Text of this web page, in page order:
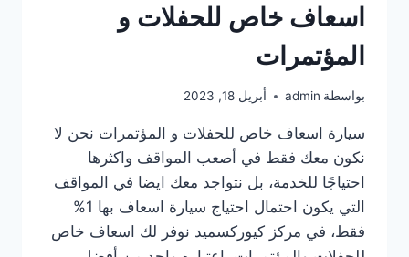
اسعاف خاص للحفلات و
المؤتمرات
بواسطة admin أبريل 18, 2023
سيارة اسعاف خاص للحفلات و المؤتمرات نحن لا
نكون معك فقط في أصعب المواقف واكثرها
احتياجًا للخدمة، بل نتواجد معك ايضا في المواقف
التي يكون احتمال احتياج سيارة اسعاف بها 1%
فقط، في مركز كيوركسميد نوفر لك اسعاف خاص